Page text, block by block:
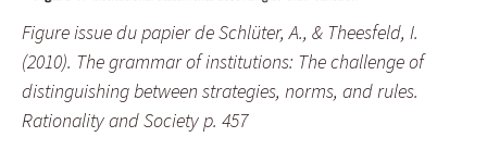
Figure issue du papier de Schlüter, A., & Theesfeld, I.
(2010). The grammar of institutions: The challenge of
distinguishing between strategies, norms, and rules.
Rationality and Society p. 457